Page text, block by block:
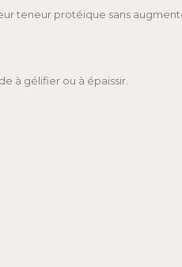
protéique sans
à gélifier ou à épaissir.